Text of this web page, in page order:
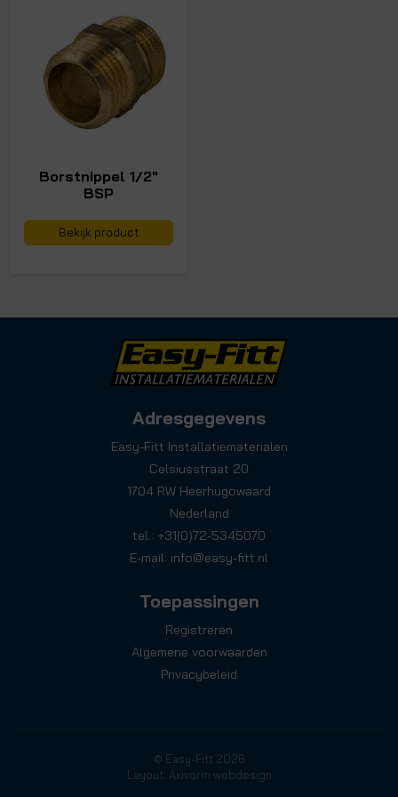
Borstnippel 1/2"
BSP
Bekijk product
Adresgegevens
Easy-Fitt Installatiematerialen
Celsiusstraat 20
1704 RW Heerhugowaard
Nederland
tel.: +31(0)72-5345070
E-mail: info@easy-fitt.nl
Toepassingen
Registreren
Algemene voorwaarden
Privacybeleid
© Easy-Fitt 2026
Layout: Axivorm webdesign